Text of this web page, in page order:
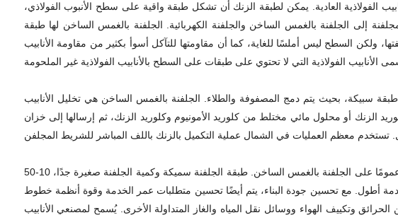
الفولاذية العادية. يمكن لطبقة الزنك أن تشكل طبقة واقية على سطح الأنبوب الفولاذي،
إلى الجلفنة بالغمس الساخن والجلفنة الكهربائية. الجلفنة بالغمس الساخن لها طبقة
ولكن السطح ليس أملسًا للغاية، كما أن مقاومتها للتآكل أسوأ بكثير من مقاومة الأنابيب
سبيكة، بحيث يتم دمج المصفوفة والطلاء. الجلفنة بالغمس الساخن هي تخليل الأنابيب
الزنك أو محلول مائي مختلط من كلوريد الأمونيوم وكلوريد الزنك، ثم إرسالها إلى خزان
أنابيب الصلب الملحومة المجلفنة بالغمس الساخن: تبدو الأنابيب الملحومة المجلفنة عالية الجودة. تعتمد الأنابيب الملحومة المجلفنة عمومًا على الجلفنة بالغمس الساخن. طبقة الجلفنة سميكة وكمية الجلفنة صغيرة جدًا، 10-50
خدمة أطول. مع تحسين جودة البناء، يتم أيضًا تحسين متطلبات عمر الخدمة وقوة أنظمة خطوط
وتكييف الهواء ووسائل نقل المياه والغاز المتداولة الأخرى. يُسمح لمصنعي الأنابيب